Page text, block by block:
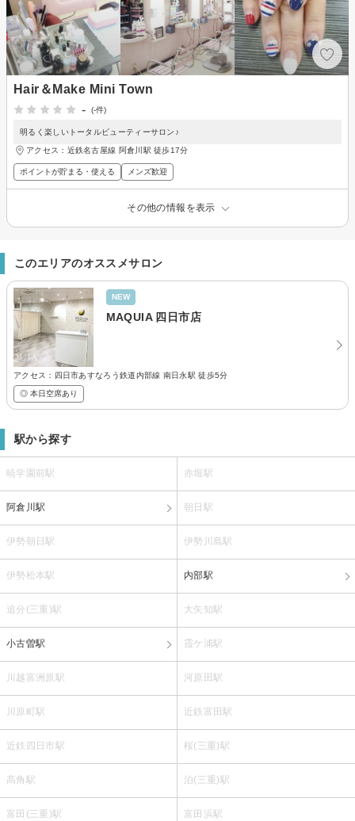
Hair＆Make Mini Town
-
(-件)
明るく楽しいトータルビューティーサロン♪
アクセス：近鉄名古屋線 阿倉川駅 徒歩17分
ポイントが貯まる・使える メンズ歓迎
その他の情報を表示
このエリアのオススメサロン
NEW
MAQUIA 四日市店
アクセス：四日市あすなろう鉄道内部線 南日永駅 徒歩5分
◎ 本日空席あり
駅から探す
暁学園前駅 赤堀駅
阿倉川駅 朝日駅
伊勢朝日駅 伊勢川島駅
伊勢松本駅 内部駅
追分(三重)駅 大矢知駅
小古曽駅 霞ケ浦駅
川越富洲原駅 河原田駅
川原町駅 近鉄富田駅
近鉄四日市駅 桜(三重)駅
高角駅 泊(三重)駅
富田(三重)駅 富田浜駅